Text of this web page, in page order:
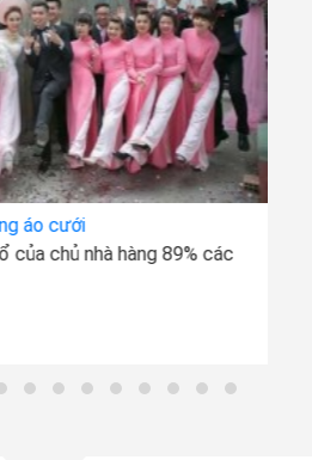
xe máy
quản lý bán hàng xe máy ali?